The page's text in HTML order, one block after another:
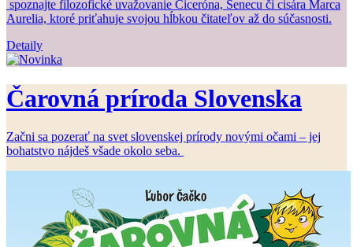
spoznajte filozofické uvažovanie Ciceróna, Senecu či cisára Marca
Aurelia, ktoré priťahuje svojou hĺbkou čitateľov až do súčasnosti.
Detaily
Čarovná príroda Slovenska
Začni sa pozerať na svet slovenskej prírody novými očami – jej
bohatstvo nájdeš všade okolo seba.